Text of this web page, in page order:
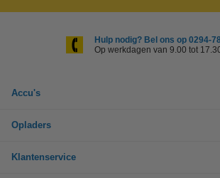
Hulp nodig? Bel ons op 0294-
Op werkdagen van 9.00 tot
Accu's
Opladers
Klantenservice